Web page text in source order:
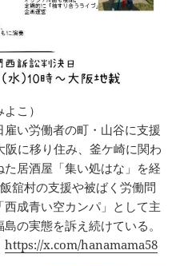
こ）
い労働者の町・山谷に支援
に移り住み、釜ケ崎に関わ
居酒屋「集い処はな」を経
舘村の支援や被ばく労働問
成青い空カンパ」として主
の実態を訴え続けている。
https://x.com/hanamama58